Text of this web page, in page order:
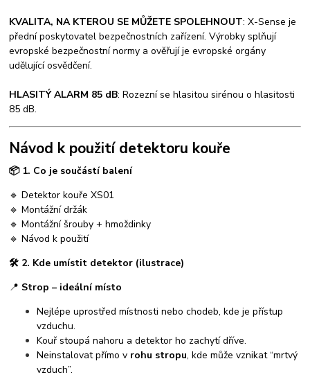
KVALITA, NA KTEROU SE MŮŽETE SPOLEHNOUT: X-Sense je
přední poskytovatel bezpečnostních zařízení. Výrobky splňují
evropské bezpečnostní normy a ověřují je evropské orgány
udělující osvědčení.
HLASITÝ ALARM 85 dB: Rozezní se hlasitou sirénou o hlasitosti
85 dB.
Návod k použití detektoru kouře
📦1. Co je součástí balení
🔹 Detektor kouře XS01
🔹 Montážní držák
🔹 Montážní šrouby + hmoždinky
🔹 Návod k použití
🛠️ 2. Kde umístit detektor (ilustrace)
📍 Strop – ideální místo
Nejlépe uprostřed místnosti nebo chodeb, kde je přístup
vzduchu.
Kouř stoupá nahoru a detektor ho zachytí dříve.
Neinstalovat přímo v rohu stropu, kde může vznikat “mrtvý
vzduch”.